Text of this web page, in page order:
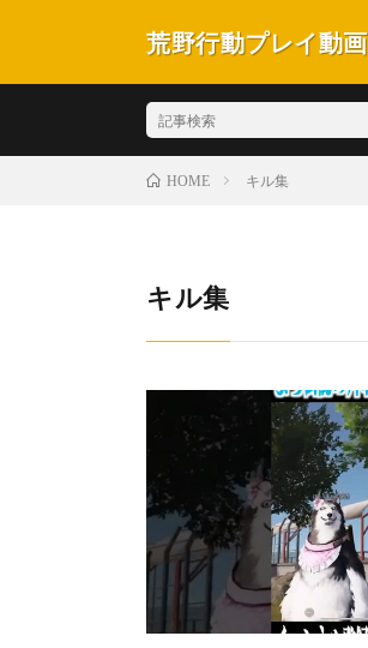
荒野行動プレイ動
HOME キル集
キル集